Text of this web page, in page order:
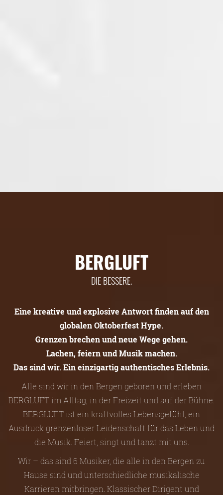
BERGLUFT
DIE BESSERE.
Eine kreative und explosive Antwort finden auf den
globalen Oktoberfest Hype.
Grenzen brechen und neue Wege gehen.
Lachen, feiern und Musik machen.
Das sind wir. Ein einzigartig authentisches Erlebnis.
Alle sind wir in den Bergen geboren und erleben
BERGLUFT im Alltag, in der Freizeit und auf der Bühne.
BERGLUFT ist ein kraftvolles Lebensgefühl, ein
Ausdruck grenzenloser Leidenschaft für das Leben und
die Musik. Feiert, singt und tanzt mit uns.
Wir – das sind 6 Musiker, die alle in den Bergen zu
Hause sind und unterschiedliche musikalische
Karrieren mitbringen. Klassischer Dirigent und